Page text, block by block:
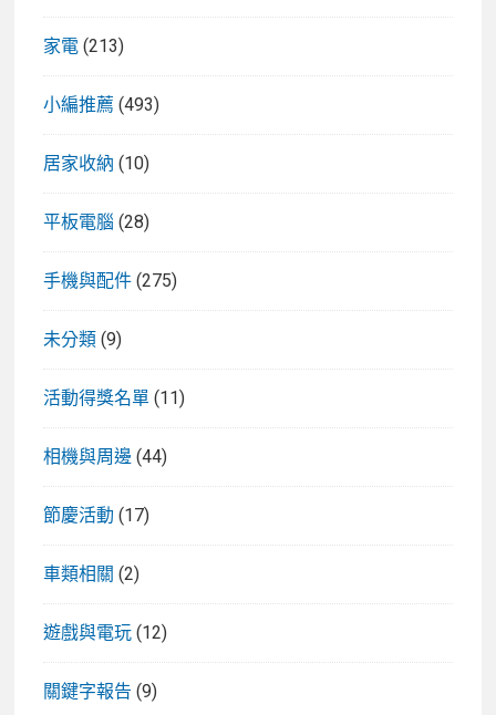
家電 (213)
小編推薦 (493)
居家收納 (10)
平板電腦 (28)
手機與配件 (275)
未分類 (9)
活動得獎名單 (11)
相機與周邊 (44)
節慶活動 (17)
車類相關 (2)
遊戲與電玩 (12)
關鍵字報告 (9)